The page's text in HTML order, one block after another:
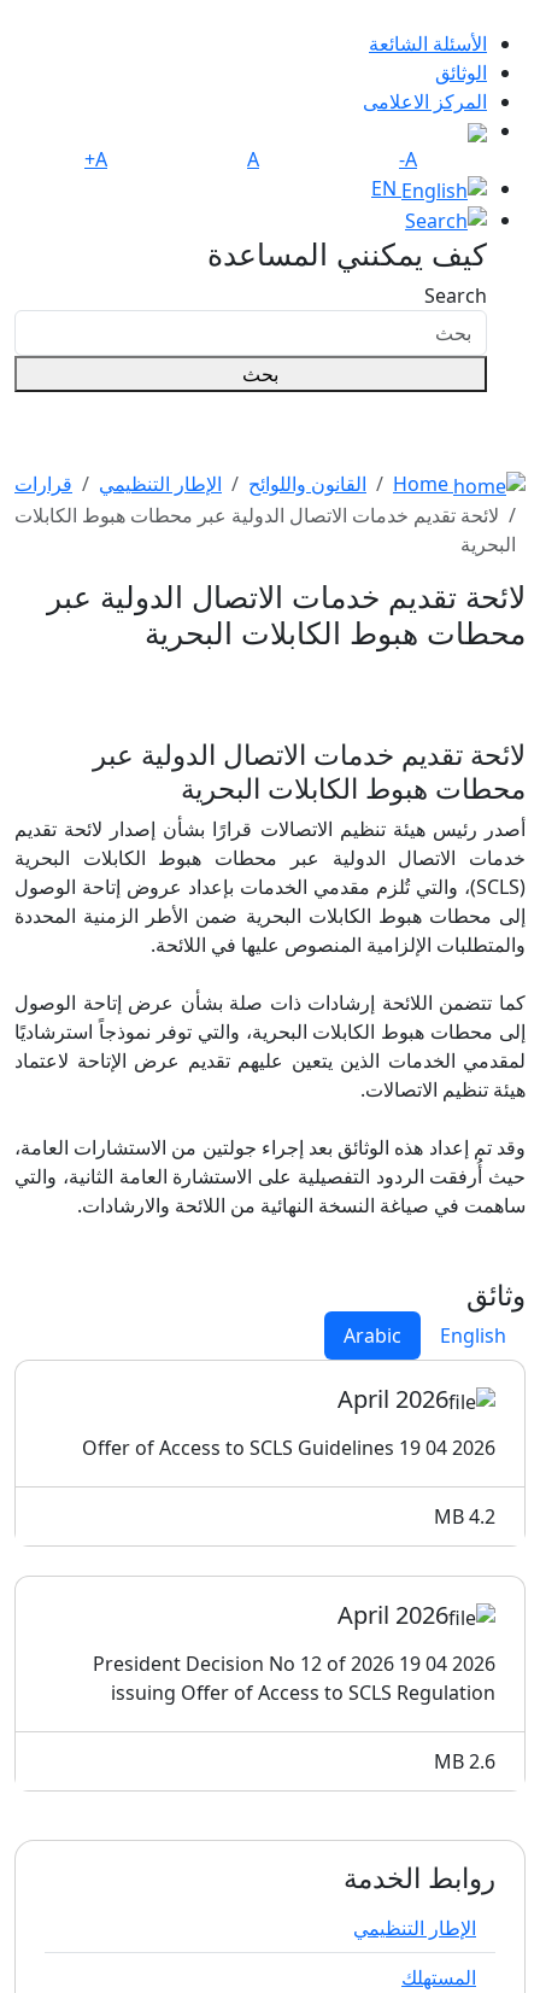
الأسئلة الشائعة
الوثائق
المركز الاعلامى
A-
A
A+
كيف يمكنني المساعدة
Search
بحث
القانون واللوائح الإطار التنظيمي
قرارات
لائحة تقديم خدمات الاتصال الدولية عبر محطات هبوط الكابلات
البحرية
لائحة تقديم خدمات الاتصال الدولية عبر
محطات هبوط الكابلات البحرية
لائحة تقديم خدمات الاتصال الدولية عبر
محطات هبوط الكابلات البحرية
أصدر رئيس هيئة تنظيم الاتصالات قرارًا بشأن إصدار لائحة تقديم
خدمات الاتصال الدولية عبر محطات هبوط الكابلات البحرية
(SCLS)، والتي تُلزم مقدمي الخدمات بإعداد عروض إتاحة الوصول
إلى محطات هبوط الكابلات البحرية ضمن الأطر الزمنية المحددة
والمتطلبات الإلزامية المنصوص عليها في اللائحة.
كما تتضمن اللائحة إرشادات ذات صلة بشأن عرض إتاحة الوصول
إلى محطات هبوط الكابلات البحرية، والتي توفر نموذجاً استرشاديًا
لمقدمي الخدمات الذين يتعين عليهم تقديم عرض الإتاحة لاعتماد
هيئة تنظيم الاتصالات.
وقد تم إعداد هذه الوثائق بعد إجراء جولتين من الاستشارات العامة،
حيث أُرفقت الردود التفصيلية على الاستشارة العامة الثانية، والتي
ساهمت في صياغة النسخة النهائية من اللائحة والارشادات.
وثائق
English
Arabic
April 2026
2026 04 19 Offer of Access to SCLS Guidelines
4.2 MB
April 2026
2026 04 19 President Decision No 12 of 2026
issuing Offer of Access to SCLS Regulation
2.6 MB
روابط الخدمة
الإطار التنظيمي
المستهلك